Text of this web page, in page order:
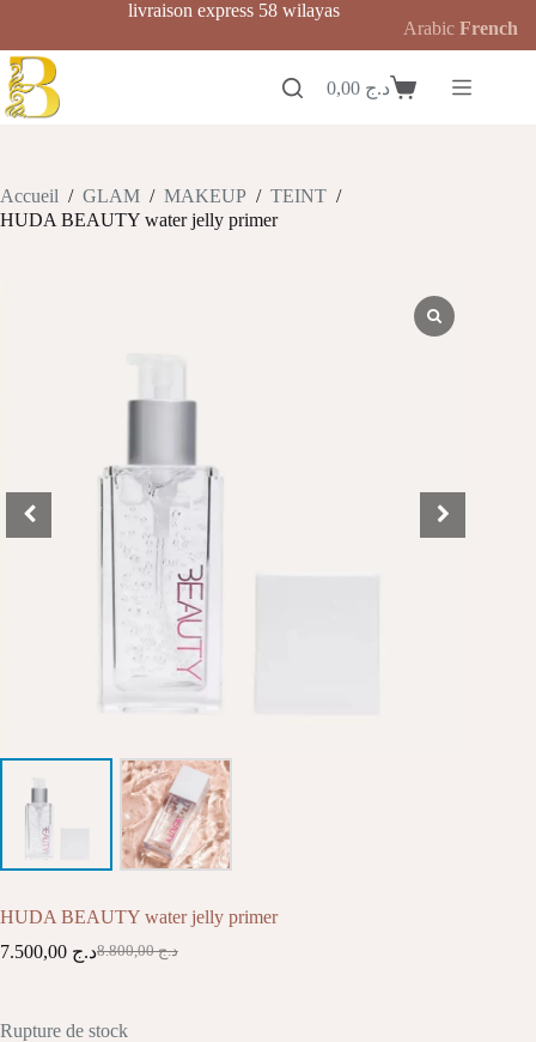
contenu
livraison express 58 wilayas
Panierد.ج
Accueil / GLAM / MAKEUP / TEINT /
HUDA BEAUTY water jelly primer
HUDA BEAUTY water jelly primer
د.ج8.800,00
Le
était :
د.جLe
est :
Rupture de stock
Arabic French